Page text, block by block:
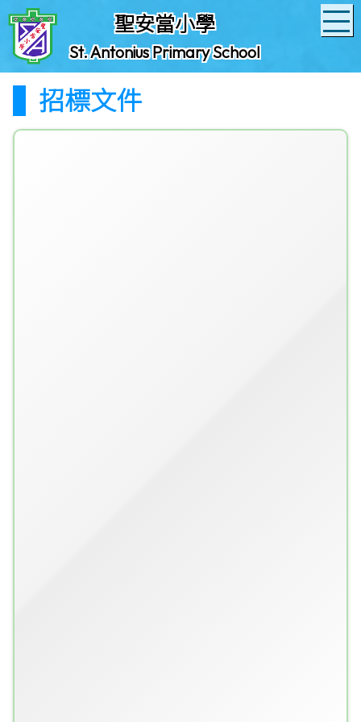
聖安當小學
St. Antonius Primary School
招標文件